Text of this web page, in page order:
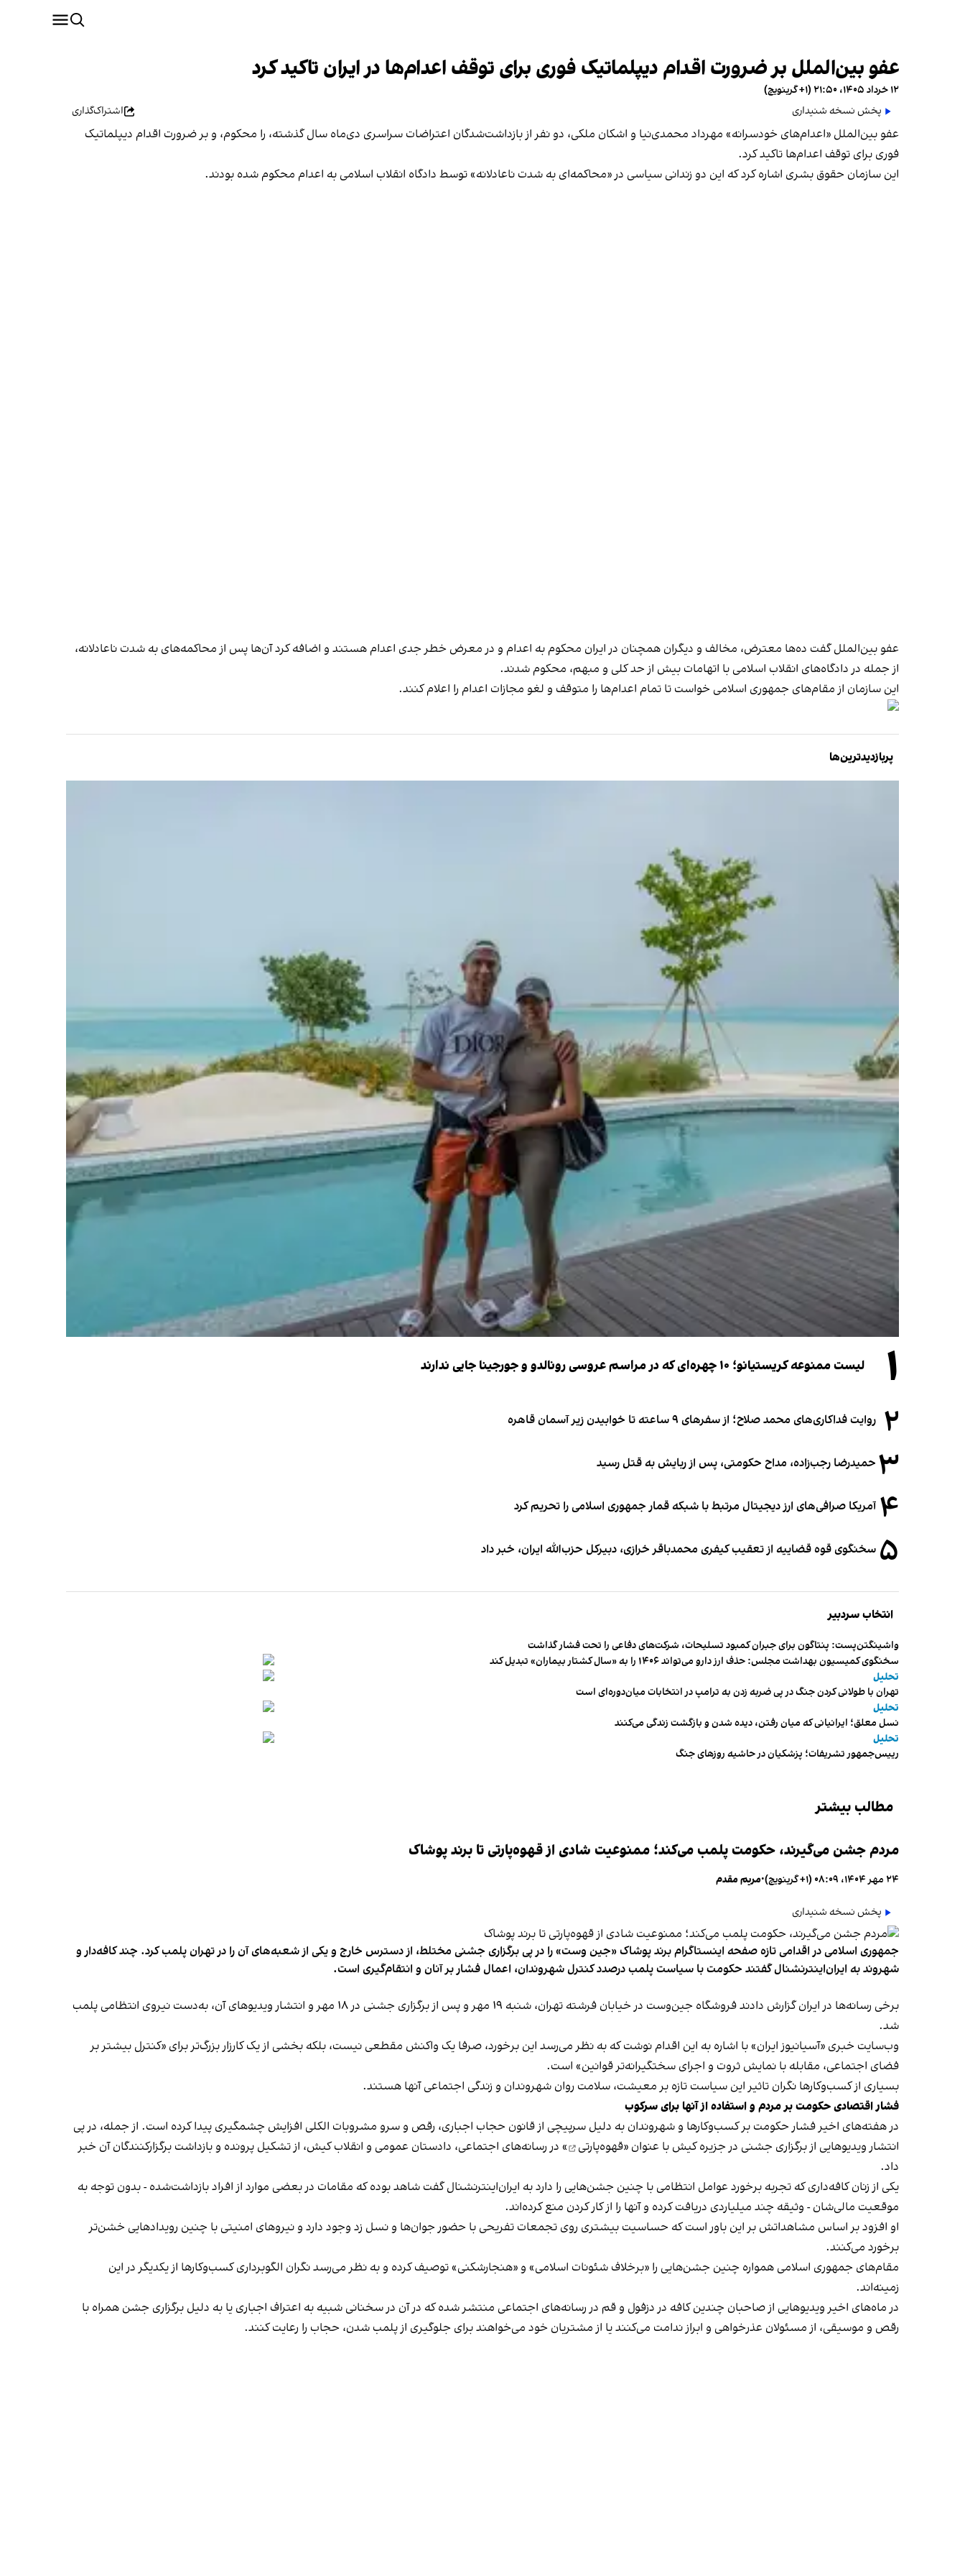
عفو بین‌الملل بر ضرورت اقدام دیپلماتیک فوری برای توقف اعدام‌ها در ایران تاکید کرد
۱۲ خرداد ۱۴۰۵، ۲۱:۵۰ (‎+۱ گرینویچ)
پخش نسخه شنیداری
اشتراک‌گذاری
عفو بین‌الملل «اعدام‌های خودسرانه‌» مهرداد محمدی‌نیا و اشکان ملکی،‌ دو نفر از بازداشت‌شدگان اعتراضات سراسری دی‌ماه سال گذشته، را محکوم، و بر ضرورت اقدام دیپلماتیک
فوری برای توقف اعدام‌ها تاکید کرد.
این سازمان حقوق بشری اشاره کرد که این دو زندانی سیاسی در «محاکمه‌ای به شدت ناعادلانه» توسط دادگاه انقلاب اسلامی به اعدام محکوم شده بودند.
عفو بین‌الملل گفت ده‌ها معترض، مخالف و دیگران همچنان در ایران محکوم به اعدام و در معرض خطر جدی اعدام هستند و اضافه کرد آن‌ها پس از محاکمه‌های به شدت ناعادلانه،
از جمله در دادگاه‌های انقلاب اسلامی با اتهامات بیش از حد کلی و مبهم، محکوم شدند.
این سازمان از مقام‌های جمهوری اسلامی خواست تا تمام اعدام‌ها را متوقف و لغو مجازات اعدام را اعلام کنند.
پربازدیدترین‌ها
۱ لیست ممنوعه کریستیانو؛ ۱۰ چهره‌ای که در مراسم عروسی رونالدو و جورجینا جایی ندارند
۲ روایت فداکاری‌های محمد صلاح؛ از سفرهای ۹ ساعته تا خوابیدن زیر آسمان قاهره
۳ حمیدرضا رجب‌زاده، مداح حکومتی، پس از ربایش به قتل رسید
۴ آمریکا صرافی‌های ارز دیجیتال مرتبط با شبکه قمار جمهوری اسلامی را تحریم کرد
۵ سخنگوی قوه قضاییه از تعقیب کیفری محمدباقر خرازی، دبیر‌کل حزب‌الله ایران، خبر داد
انتخاب سردبیر
واشینگتن‌پست: پنتاگون برای جبران کمبود تسلیحات، شرکت‌های دفاعی را تحت فشار گذاشت
سخنگوی کمیسیون بهداشت مجلس: حذف ارز دارو می‌تواند ۱۴۰۶ را به «سال کشتار بیماران» تبدیل کند
تحلیل
تهران با طولانی کردن جنگ در پی ضربه زدن به ترامپ در انتخابات میان‌دوره‌ای است
تحلیل
نسل معلق؛ ایرانیانی که میان رفتن، دیده شدن و بازگشت زندگی می‌کنند
تحلیل
رییس‌جمهور تشریفات؛ پزشکیان در حاشیه روزهای جنگ
مطالب بیشتر
مردم جشن می‌گیرند، حکومت پلمب می‌کند؛ ممنوعیت شادی از قهوه‌پارتی تا برند پوشاک
۲۴ مهر ۱۴۰۴، ۰۸:۰۹ (‎+۱ گرینویچ) •مریم مقدم
پخش نسخه شنیداری
جمهوری اسلامی در اقدامی تازه صفحه اینستاگرام برند پوشاک «جین وست» را در پی برگزاری جشنی مختلط، از دسترس خارج و یکی از شعبه‌های آن را در تهران پلمب کرد. چند کافه‌‌دار و
شهروند به ایران‌اینترنشنال گفتند حکومت با سیاست پلمب درصدد کنترل شهروندان، اعمال فشار بر آنان و انتقام‌گیری است.
برخی رسانه‌ها در ایران گزارش دادند فروشگاه جین‌وست در خیابان فرشته تهران، شنبه ۱۹ مهر و پس از برگزاری جشنی در ۱۸ مهر و انتشار ویدیوهای آن، به‌دست نیروی انتظامی پلمب
شد.
وب‌سایت خبری «آسیانیوز ایران» با اشاره به این اقدام نوشت که به نظر می‌رسد این برخورد، صرفا یک واکنش مقطعی نیست، بلکه بخشی از یک کارزار بزرگ‌تر برای «کنترل بیشتر بر
فضای اجتماعی، مقابله با نمایش ثروت و اجرای سختگیرانه‌تر قوانین» است.
بسیاری از کسب‌وکارها نگران تاثیر این سیاست‌ تازه بر معیشت، سلامت روان شهروندان و زندگی اجتماعی آنها هستند.
فشار اقتصادی حکومت بر مردم و استفاده از آنها برای سرکوب
در هفته‌های اخیر فشار حکومت بر کسب‌وکارها و شهروندان به دلیل سرپیچی از قانون حجاب اجباری، رقص و سرو مشروبات الکلی افزایش چشمگیری پیدا کرده است. از جمله، در پی
انتشار ویدیوهایی از برگزاری جشنی در جزیره کیش با عنوان «قهوه‌پارتی
» در رسانه‌های اجتماعی، دادستان عمومی و انقلاب کیش، از تشکیل پرونده و بازداشت برگزارکنندگان آن خبر
داد.
یکی از زنان کافه‌داری که تجربه برخورد عوامل انتظامی با چنین جشن‌هایی را دارد به ایران‌اینترنشنال گفت شاهد بوده که مقامات در بعضی موارد از افراد بازداشت‌‌شده - بدون توجه به
موقعیت مالی‌شان - وثیقه چند میلیاردی دریافت کرده و آنها را از کار کردن منع کرده‌اند.
او افزود بر اساس مشاهداتش بر این باور است که حساسیت بیشتری روی تجمعات تفریحی با حضور جوان‌ها و نسل زد وجود دارد و نیروهای امنیتی با چنین رویدادهایی خشن‌تر
برخورد می‌کنند.
مقام‌های جمهوری اسلامی همواره چنین جشن‌هایی را «برخلاف شئونات اسلامی» و «هنجارشکنی» توصیف کرده و به نظر می‌رسد نگران الگوبرداری کسب‌وکارها از یکدیگر در این
زمینه‌اند.
در ماه‌های اخیر ویدیوهایی از صاحبان چندین کافه در دزفول و قم در رسانه‌های اجتماعی منتشر شده که در آن در سخنانی شبیه به اعتراف اجباری یا به دلیل برگزاری جشن همراه با
رقص و موسیقی، از مسئولان عذرخواهی و ابراز ندامت می‌کنند یا از مشتریان خود می‌خواهند برای جلوگیری از پلمب شدن، حجاب را رعایت کنند.